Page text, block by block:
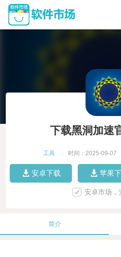
下载黑洞加速
工具 时间：2025-09-07
安卓下载 苹果
安卓市场，
简介